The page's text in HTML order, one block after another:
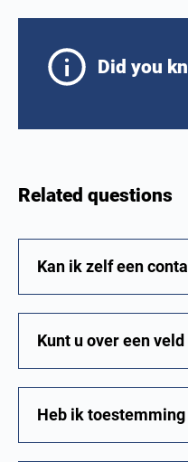
Did you
Related questions
Kan ik zelf een
Kunt u over een
Heb ik